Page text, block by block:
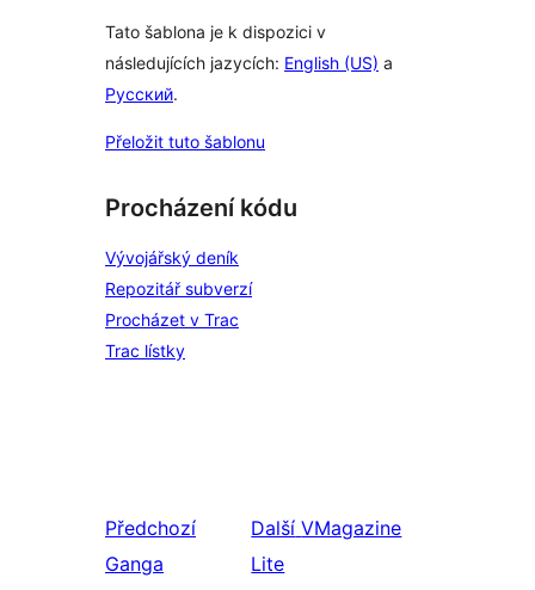
Tato šablona je k dispozici v
následujících jazycích: English (US) a
Русский.
Přeložit tuto šablonu
Procházení kódu
Vývojářský deník
Repozitář subverzí
Procházet v Trac
Trac lístky
Předchozí
Ganga
Další VMagazine
Lite